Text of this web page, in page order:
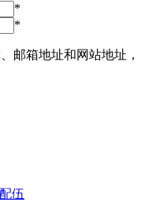
*
*
邮箱地址和网站地址，
伍